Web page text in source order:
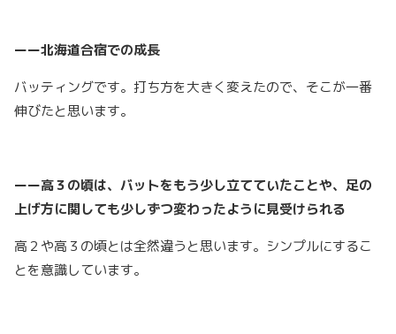
ーー北海道合宿での成長
バッティングです。打ち方を大きく変えたので、そこが一番
伸びたと思います。
ーー高３の頃は、バットをもう少し立てていたことや、足の
上げ方に関しても少しずつ変わったように見受けられる
高２や高３の頃とは全然違うと思います。シンプルにするこ
とを意識しています。